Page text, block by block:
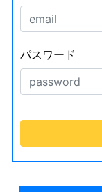
パスワード